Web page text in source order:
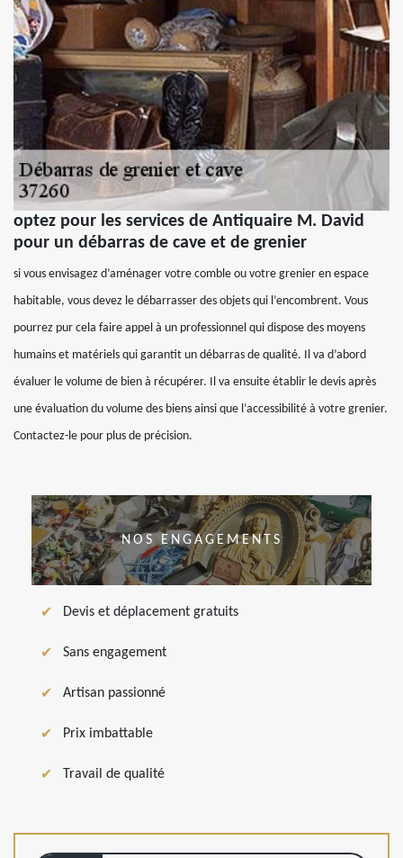
optez pour les services de Antiquaire M. David
pour un débarras de cave et de grenier
si vous envisagez d’aménager votre comble ou votre grenier en espace
habitable, vous devez le débarrasser des objets qui l’encombrent. Vous
pourrez pur cela faire appel à un professionnel qui dispose des moyens
humains et matériels qui garantit un débarras de qualité. Il va d’abord
évaluer le volume de bien à récupérer. Il va ensuite établir le devis après
une évaluation du volume des biens ainsi que l’accessibilité à votre grenier.
Contactez-le pour plus de précision.
NOS ENGAGEMENTS
Devis et déplacement gratuits
Sans engagement
Artisan passionné
Prix imbattable
Travail de qualité